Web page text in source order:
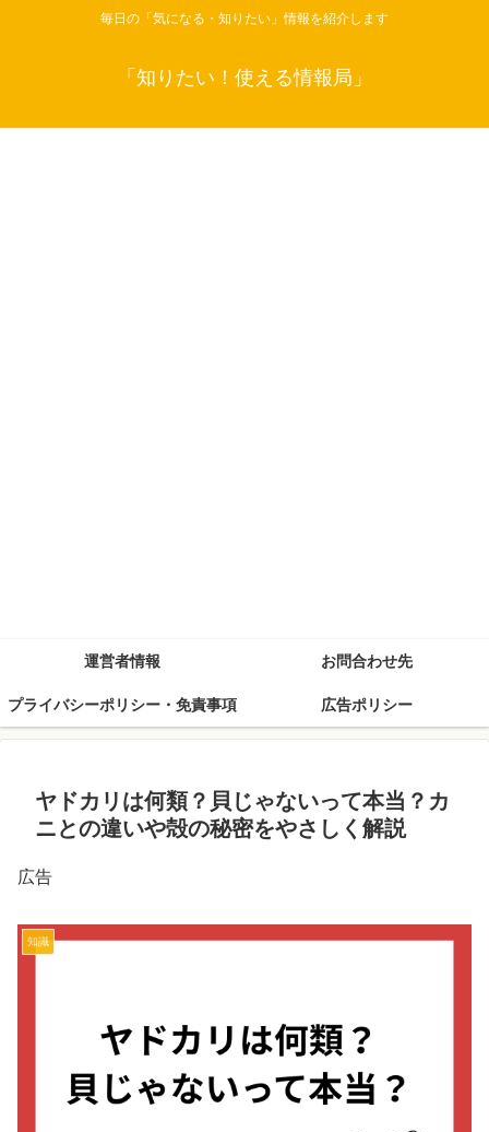
毎日の「気になる・知りたい」情報を紹介します
「知りたい！使える情報局」
運営者情報 お問合わせ先
プライバシーポリシー・免責事項 広告ポリシー
ヤドカリは何類？貝じゃないって本当？カ
ニとの違いや殻の秘密をやさしく解説
広告
知識